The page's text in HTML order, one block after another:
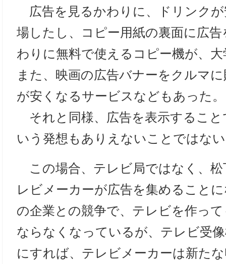
広告を見るかわりに、ドリンク
場したし、コピー用紙の裏面に広
わりに無料で使えるコピー機が、
また、映画の広告バナーをクルマ
が安くなるサービスなどもあった。
それと同様、広告を表示するこ
いう発想もありえないことではな
この場合、テレビ局ではなく、
レビメーカーが広告を集めること
の企業との競争で、テレビを作っ
ならなくなっているが、テレビ受
にすれば、テレビメーカーは新た